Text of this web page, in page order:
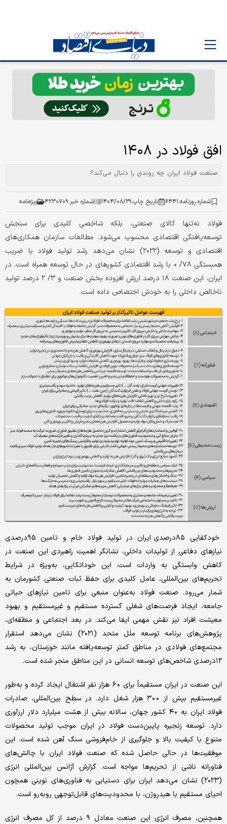
افق فولاد در ۱۴۰۸
صنعت فولاد ایران چه روندی را دنبال می‌کند؟
شماره روزنامه:۶۴۴۱ تاریخ چاپ:۱۴۰۴/۰۸/۲۹ شماره خبر:۴۲۳۰۷۰۹ ویژه‌نامه
فولاد نه‌تنها کالای‌ صنعتی‌، بلکه‌ شاخصی‌ کلیدی‌ برای‌ سنجش‌
توسعه‌یافتگی‌ اقتصادی‌ محسوب می‌شود. مطالعات سازمان همکاری‌های
اقتصادی‌ و توسعه‌ (۲۰۲۲) نشان می‌دهد رشد تولید فولاد با ضریب‌
همبستگی‌ ۷۸/ ۰ با رشد اقتصادی‌ کشورهای‌ در حال توسعه‌ همراه است.‌ در
ایران، این‌ صنعت‌ ١٨ درصد ارزش افزوده بخش‌ صنعت‌ و ۳/ ۲ درصد تولید
ناخالص‌ داخلی‌ را به‌ خودش اختصاص داده است.
خودکفایی‌ ٨٥درصدی‌ ایران در تولید فولاد خام و تامین‌ ٩٥درصدی‌
نیازهای‌ دفاعی‌ از تولیدات داخلی‌، نشانگر اهمیت‌ راهبردی‌ این‌ صنعت‌ در
کاهش‌ وابستگی‌ به‌ واردات است‌. این‌ خوداتکایی‌، به‌ویژه در شرایط‌
تحریم‌های‌ بین‌المللی‌، عامل‌ کلیدی‌ برای‌ حفظ‌ ثبات صنعتی‌ کشورمان به‌
شمار می‌رود. صنعت‌ فولاد به‌عنوان منبعی‌ برای‌ تامین‌ نیازهای‌ حیاتی‌
جامعه‌، ایجاد فرصت‌های‌ شغلی‌ گسترده مستقیم‌ و غیرمستقیم‌ و بهبود
معیشت‌ افراد نیز نقش‌ مهمی‌ ایفا می‌کند. در بعد اجتماعی‌ و منطقه‌ای‌،
پژوهش‌های‌ برنامه‌ توسعه‌ ملل‌ متحد (۲۰۲۱) نشان می‌دهد استقرار
مجتمع‌های‌ فولادی‌ در مناطق‌ کمتر توسعه‌یافته‌ مانند خوزستان، به‌ رشد
١٢درصدی‌ شاخص‌های‌ توسعه‌ انسانی‌ در این‌ مناطق‌ منجر شده است‌.
این‌ صنعت‌ در ایران مستقیماً برای‌ ٦٠ هزار نفر اشتغال ایجاد کرده و به‌طور
غیرمستقیم‌ بیش‌ از ٣٠٠ هزار شغل‌ دارد. در سطح‌ بین‌المللی‌، صادرات
فولاد ایران به‌ ٤٠ کشور جهان، سالانه‌ بیش‌ از هشت میلیارد دلار ارزآوری‌
دارد. توسعه‌ زنجیره پایین‌دست‌ فولاد در ایران موجب تولید محصولات
متنوع با کیفیت‌ بالا و جلوگیری‌ از خام‌فروشی‌ سنگ‌ آهن‌ شده است‌. این‌
موفقیت‌ها در حالی‌ حاصل ‌شده که‌ صنعت‌ فولاد ایران با چالش‌های‌
فناورانه‌ ناشی‌ از تحریم‌ها مواجه‌ است‌. گزارش آژانس‌ بین‌المللی‌ انرژی‌
(۲۰۲۳) نشان می‌دهد ایران برای‌ دستیابی‌ به‌ فناوری‌های‌ نوینی‌ همچون
احیای‌ مستقیم‌ با هیدروژن، با محدودیت‌های‌ قابل‌توجهی‌ روبه‌رو است‌.
همچنین‌، مصرف انرژی‌ این‌ صنعت‌ معادل ٩ درصد از کل‌ مصرف انرژی‌